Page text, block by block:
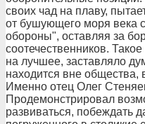
своих чад на плаву,
от бушующего моря века
обороны", оставляя за
соотечественников.
на лучшее, заставляло
находится вне общества,
Именно отец Олег
Продемонстрировал
развиваться, побеждать